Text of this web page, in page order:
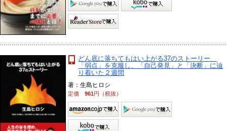
どん底に落ちてもはい上がる37のストーリー
「弱点」を克服し、「自己発見」と「決断」に辿
り着いた２週間
著：生島ヒロシ
定価961円（税抜）